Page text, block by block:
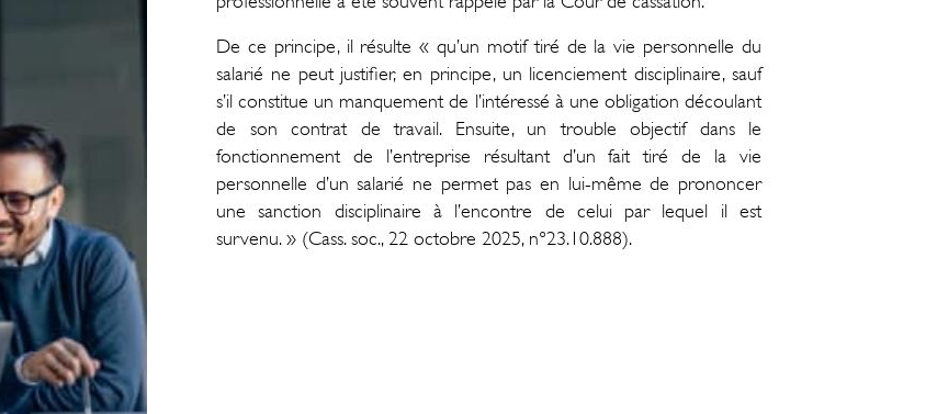
De ce principe, il résulte « qu’un motif tiré de la vie personnelle du
salarié ne peut justifier, en principe, un licenciement disciplinaire, sauf
s’il constitue un manquement de l’intéressé à une obligation découlant
de son contrat de travail. Ensuite, un trouble objectif dans le
fonctionnement de l’entreprise résultant d’un fait tiré de la vie
personnelle d’un salarié ne permet pas en lui-même de prononcer
une sanction disciplinaire à l’encontre de celui par lequel il est
survenu. » (Cass. soc., 22 octobre 2025, n°23.10.888).